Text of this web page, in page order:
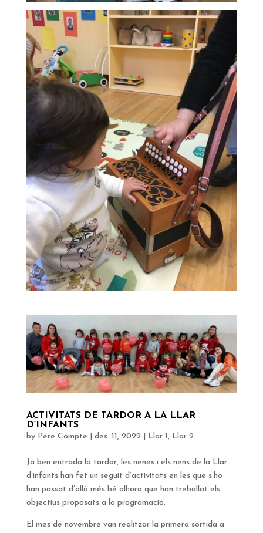
ACTIVITATS DE TARDOR A LA LLAR
D’INFANTS
by Pere Compte des. 11, 2022| Llar 1, Llar 2
Ja ben entrada la tardor, les nenes i els nens de la Llar
d’infants han fet un seguit d’activitats en les que s’ho
han passat d’allò més bé alhora que han treballat els
objectius proposats a la programació.
El mes de novembre van realitzar la primera sortida a